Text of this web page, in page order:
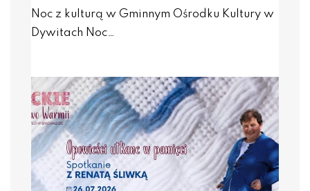
Noc z kulturą w Gminnym Ośrodku Kultury w
Dywitach Noc…